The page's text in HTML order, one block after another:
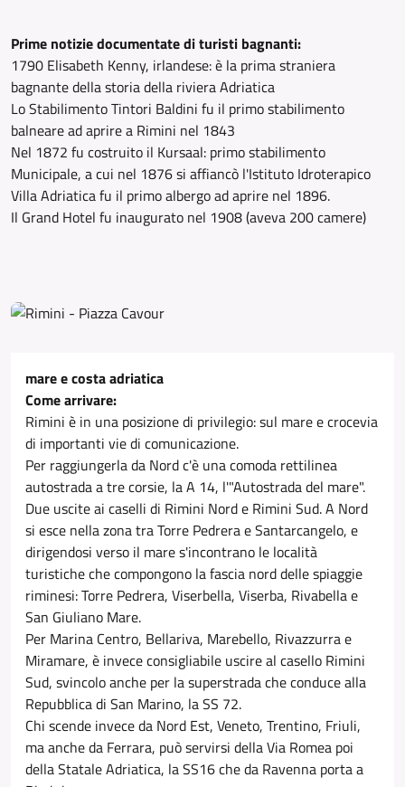
Prime notizie documentate di turisti bagnanti:
1790 Elisabeth Kenny, irlandese: è la prima straniera
bagnante della storia della riviera Adriatica
Lo Stabilimento Tintori Baldini fu il primo stabilimento
balneare ad aprire a Rimini nel 1843
Nel 1872 fu costruito il Kursaal: primo stabilimento
Municipale, a cui nel 1876 si affiancò l'Istituto Idroterapico
Villa Adriatica fu il primo albergo ad aprire nel 1896.
Il Grand Hotel fu inaugurato nel 1908 (aveva 200 camere)
mare e costa adriatica
Come arrivare:
Rimini è in una posizione di privilegio: sul mare e crocevia
di importanti vie di comunicazione.
Per raggiungerla da Nord c'è una comoda rettilinea
autostrada a tre corsie, la A 14, l'"Autostrada del mare".
Due uscite ai caselli di Rimini Nord e Rimini Sud. A Nord
si esce nella zona tra Torre Pedrera e Santarcangelo, e
dirigendosi verso il mare s'incontrano le località
turistiche che compongono la fascia nord delle spiaggie
riminesi: Torre Pedrera, Viserbella, Viserba, Rivabella e
San Giuliano Mare.
Per Marina Centro, Bellariva, Marebello, Rivazzurra e
Miramare, è invece consigliabile uscire al casello Rimini
Sud, svincolo anche per la superstrada che conduce alla
Repubblica di San Marino, la SS 72.
Chi scende invece da Nord Est, Veneto, Trentino, Friuli,
ma anche da Ferrara, può servirsi della Via Romea poi
della Statale Adriatica, la SS16 che da Ravenna porta a